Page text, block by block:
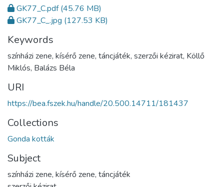
GK77_C.pdf(45.76 MB)
GK77_C_.jpg (127.53 KB)
Keywords
színházi zene, kísérő zene, táncjáték, szerzői kézirat, Köllő
Miklós, Balázs Béla
URI
https://bea.fszek.hu/handle/20.500.14711/181437
Collections
Gonda kották
Subject
színházi zene, kísérő zene, táncjáték